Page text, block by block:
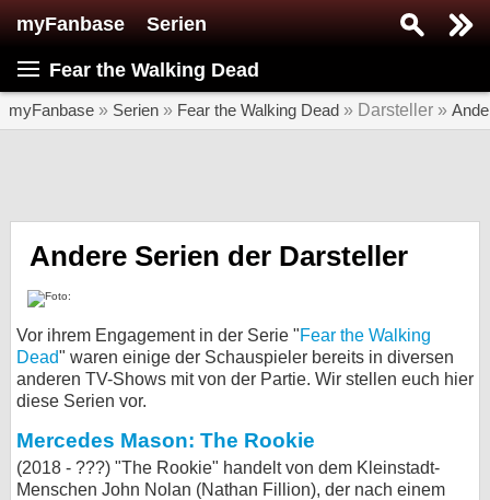
myFanbase Serien
Fear the Walking Dead
myFanbase » Serien » Fear the Walking Dead » Darsteller »
Andere Serien der Darsteller
Vor ihrem Engagement in der Serie "Fear the Walking
Dead" waren einige der Schauspieler bereits in diversen
anderen TV-Shows mit von der Partie. Wir stellen euch hier
diese Serien vor.
Mercedes Mason: The Rookie
(2018 - ???) "The Rookie" handelt von dem Kleinstadt-
Menschen John Nolan (Nathan Fillion), der nach einem
Home
SERIEN
Specials
SERVICE
Forum